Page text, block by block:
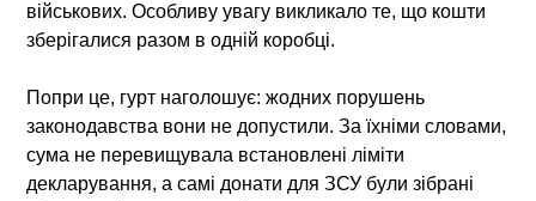
військових. Особливу увагу викликало те, що кошти
зберігалися разом в одній коробці.
Попри це, гурт наголошує: жодних порушень
законодавства вони не допустили. За їхніми словами,
сума не перевищувала встановлені ліміти
декларування, а самі донати для ЗСУ були зібрані